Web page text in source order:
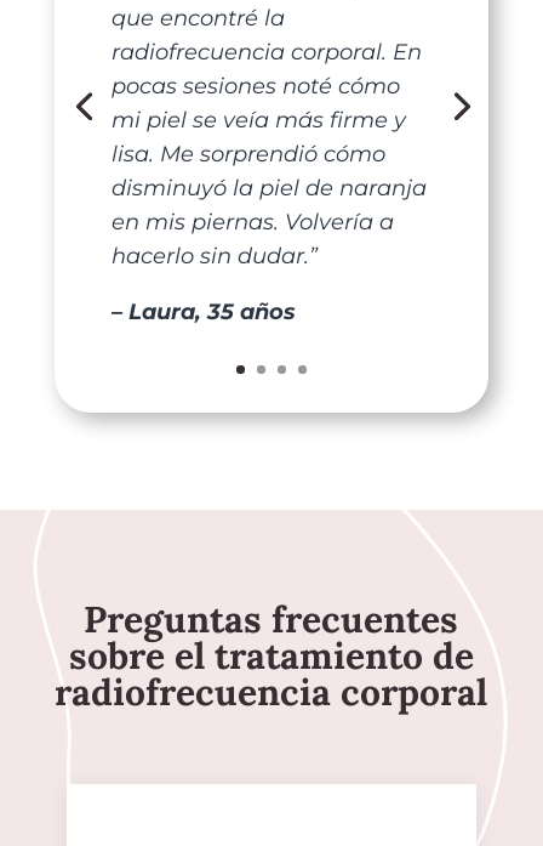
que encontré la
radiofrecuencia corporal. En
pocas sesiones noté cómo
mi piel se veía más firme y
lisa. Me sorprendió cómo
disminuyó la piel de naranja
en mis piernas. Volvería a
hacerlo sin dudar.”
– Laura, 35 años
Preguntas frecuentes
sobre el tratamiento de
radiofrecuencia corporal